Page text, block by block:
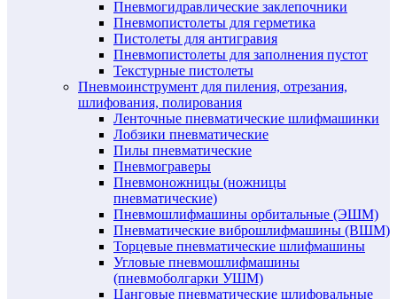
Пневмогидравлические заклепочники
Пневмопистолеты для герметика
Пистолеты для антигравия
Пневмопистолеты для заполнения пустот
Текстурные пистолеты
Пневмоинструмент для пиления, отрезания,
шлифования, полирования
Ленточные пневматические шлифмашинки
Лобзики пневматические
Пилы пневматические
Пневмограверы
Пневмоножницы (ножницы
пневматические)
Пневмошлифмашины орбитальные (ЭШМ)
Пневматические виброшлифмашины (ВШМ)
Торцевые пневматические шлифмашины
Угловые пневмошлифмашины
(пневмоболгарки УШМ)
Цанговые пневматические шлифовальные